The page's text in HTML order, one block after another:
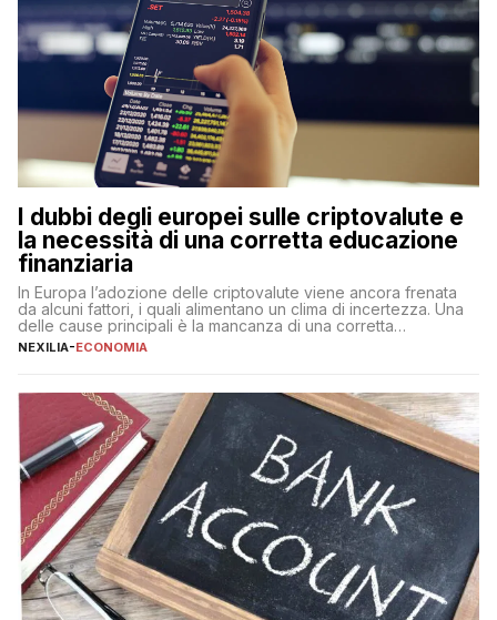
I dubbi degli europei sulle criptovalute e
la necessità di una corretta educazione
finanziaria
In Europa l’adozione delle criptovalute viene ancora frenata
da alcuni fattori, i quali alimentano un clima di incertezza. Una
delle cause principali è la mancanza di una corretta
educazione finanziaria, che impedisce ad una larga parte della
sulle criptovalute: […]
NEXILIA-ECONOMIA